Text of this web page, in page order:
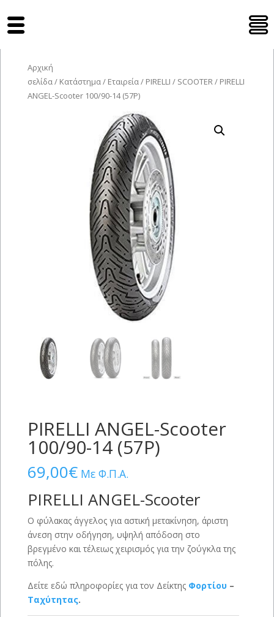
Αρχική
σελίδα/ Κατάστημα/ Εταιρεία/ PIRELLI / SCOOTER/ PIRELLI
ANGEL-Scooter 100/90-14 (57P)
PIRELLI ANGEL-Scooter
100/90-14 (57P)
69,00€ Με Φ.Π.Α.
PIRELLI ANGEL-Scooter
Ο φύλακας άγγελος για αστική μετακίνηση, άριστη
άνεση στην οδήγηση, υψηλή απόδοση στο
βρεγμένο και τέλειως χειρισμός για την ζούγκλα της
πόλης.
Δείτε εδώ πληροφορίες για τον Δείκτης Φορτίου –
Ταχύτητας.